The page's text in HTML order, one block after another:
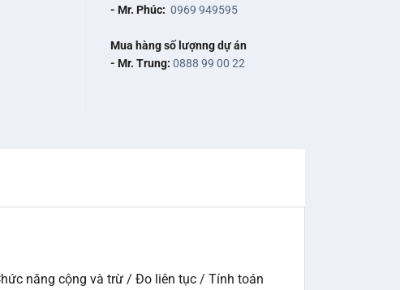
- Mr. Phúc: 0969 949595
Mua hàng số lượnng dự án
- Mr. Trung: 0888 99 00 22
năng cộng và trừ / Đo liên tục / Tính toán